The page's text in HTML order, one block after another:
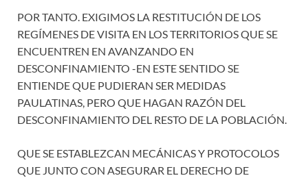
POR TANTO. EXIGIMOS LA RESTITUCIÓN DE LOS
REGÍMENES DE VISITA EN LOS TERRITORIOS QUE SE
ENCUENTREN EN AVANZANDO EN
DESCONFINAMIENTO -EN ESTE SENTIDO SE
ENTIENDE QUE PUDIERAN SER MEDIDAS
PAULATINAS, PERO QUE HAGAN RAZÓN DEL
DESCONFINAMIENTO DEL RESTO DE LA POBLACIÓN.
QUE SE ESTABLEZCAN MECÁNICAS Y PROTOCOLOS
QUE JUNTO CON ASEGURAR EL DERECHO DE